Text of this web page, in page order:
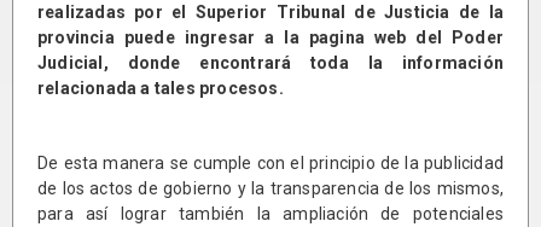
realizadas por el Superior Tribunal de Justicia de la
provincia puede ingresar a la pagina web del Poder
Judicial, donde encontrará toda la información
relacionada a tales procesos.
De esta manera se cumple con el principio de la publicidad
de los actos de gobierno y la transparencia de los mismos,
para así lograr también la ampliación de potenciales